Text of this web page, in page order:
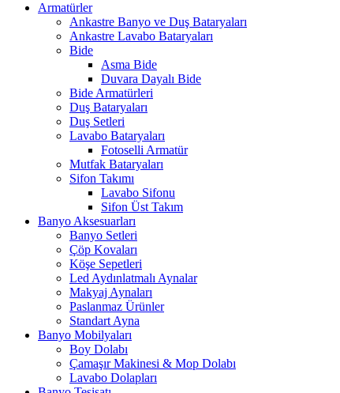
Armatürler
Ankastre Banyo ve Duş Bataryaları
Ankastre Lavabo Bataryaları
Bide
Asma Bide
Duvara Dayalı Bide
Bide Armatürleri
Duş Bataryaları
Duş Setleri
Lavabo Bataryaları
Fotoselli Armatür
Mutfak Bataryaları
Sifon Takımı
Lavabo Sifonu
Sifon Üst Takım
Banyo Aksesuarları
Banyo Setleri
Çöp Kovaları
Köşe Sepetleri
Led Aydınlatmalı Aynalar
Makyaj Aynaları
Paslanmaz Ürünler
Standart Ayna
Banyo Mobilyaları
Boy Dolabı
Çamaşır Makinesi & Mop Dolabı
Lavabo Dolapları